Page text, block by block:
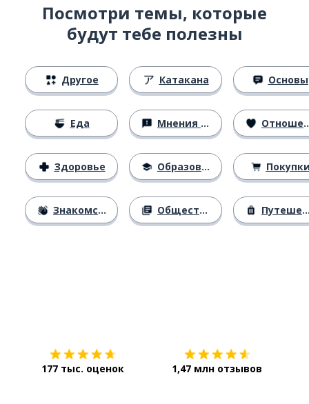
Посмотри темы, которые
будут тебе полезны
Другое
Еда
Здоровье
Знакомство
Катакана
Мнения и убеждения
Образование
Общество
Основы
Отношения
Путешествия
177 тыс. оценок 1,47 млн отзывов